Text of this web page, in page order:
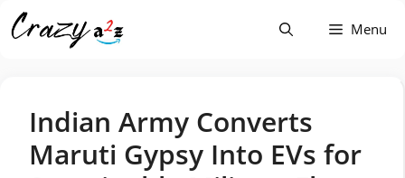
Skip
to
Menu
Indian Army Converts
Maruti Gypsy Into EVs for